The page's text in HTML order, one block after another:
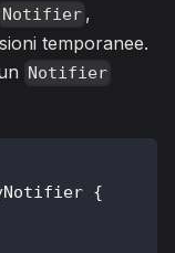
Notifier ,
temporanee.
Notifier
{